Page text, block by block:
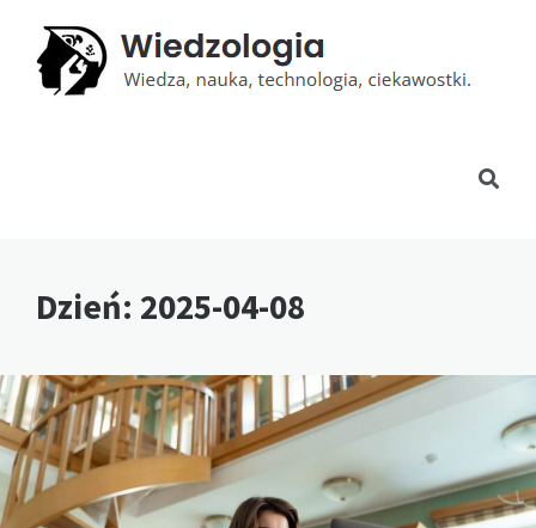
Dzień: 2025-04-08